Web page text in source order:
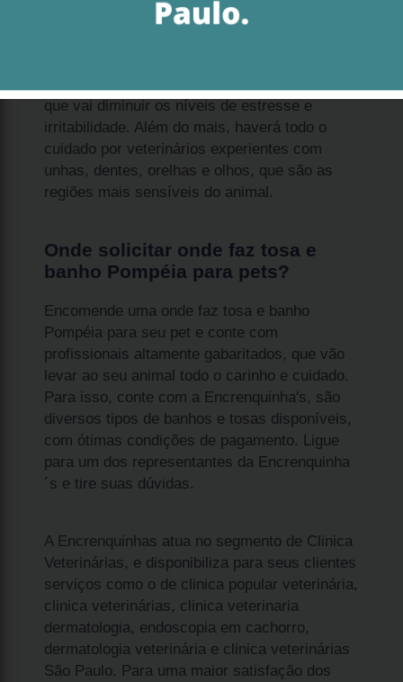
Faça onde faz tosa e banho Pompéia com
que vai diminuir os níveis de estresse e
irritabilidade. Além do mais, haverá todo o
cuidado por veterinários experientes com
unhas, dentes, orelhas e olhos, que são as
regiões mais sensíveis do animal.
Onde solicitar onde faz tosa e
banho Pompéia para pets?
Encomende uma onde faz tosa e banho
Pompéia para seu pet e conte com
profissionais altamente gabaritados, que vão
levar ao seu animal todo o carinho e cuidado.
Para isso, conte com a Encrenquinha's, são
diversos tipos de banhos e tosas disponíveis,
com ótimas condições de pagamento. Ligue
para um dos representantes da Encrenquinha
´s e tire suas dúvidas.
A Encrenquinhas atua no segmento de Clinica
Veterinárias, e disponibiliza para seus clientes
serviços como o de clinica popular veterinária,
clinica veterinárias, clinica veterinaria
dermatologia, endoscopia em cachorro,
dermatologia veterinária e clinica veterinárias
São Paulo. Para uma maior satisfação dos